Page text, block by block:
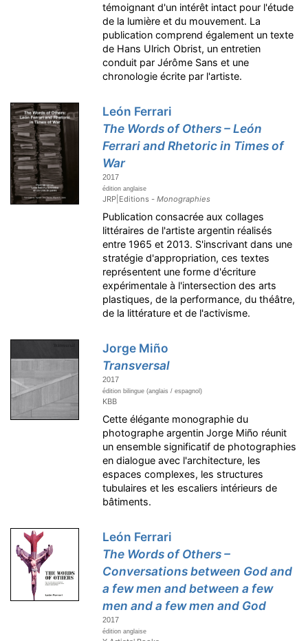
témoignant d'un intérêt intact pour l'étude
de la lumière et du mouvement. La
publication comprend également un texte
de Hans Ulrich Obrist, un entretien
conduit par Jérôme Sans et une
chronologie écrite par l'artiste.
León Ferrari
The Words of Others – León
Ferrari and Rhetoric in Times of
War
2017
édition anglaise
JRP|Editions -Monographies
Publication consacrée aux collages
littéraires de l'artiste argentin réalisés
entre 1965 et 2013. S'inscrivant dans une
stratégie d'appropriation, ces textes
représentent une forme d'écriture
expérimentale à l'intersection des arts
plastiques, de la performance, du théâtre,
de la littérature et de l'activisme.
Jorge Miño
Transversal
2017
édition bilingue (anglais / espagnol)
KBB
Cette élégante monographie du
photographe argentin Jorge Miño réunit
un ensemble significatif de photographies
en dialogue avec l'architecture, les
espaces complexes, les structures
tubulaires et les escaliers intérieurs de
bâtiments.
León Ferrari
The Words of Others –
Conversations between God and
a few men and between a few
men and a few men and God
2017
édition anglaise